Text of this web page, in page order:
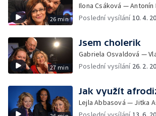
26 min
Ilona Csáková — Antonín
Poslední vysílání10. 4.
27 min
Jsem cholerik
Gabriela Osvaldová —
Poslední vysílání 26. 2.
Jak využít
Lejla Abbasová — Jitka